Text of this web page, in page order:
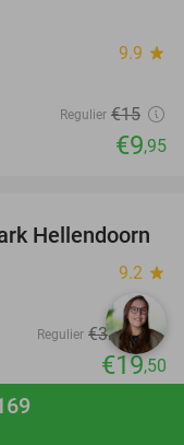
9.9 star
Regulier €15
€9,95
41%
Hellendoorn
9.2 star
Regulier €32,95
€19,50